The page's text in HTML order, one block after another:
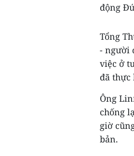
động
Tổng
- người
việc ở
đã thực
Ông
chống
giờ
bản.